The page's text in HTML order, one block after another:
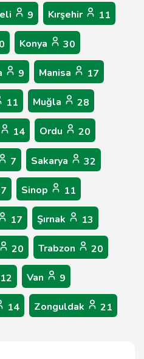
9 Kırşehir 11
Konya 30
9 Manisa 17
11 Muğla 28
14 Ordu 20
7 Sakarya 32
7 Sinop 11
17 Şırnak 13
20 Trabzon 20
12 Van 9
14 Zonguldak 21